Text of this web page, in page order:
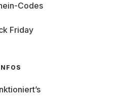
Codes
Friday